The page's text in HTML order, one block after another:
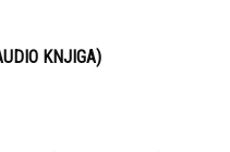
KNJIGA)